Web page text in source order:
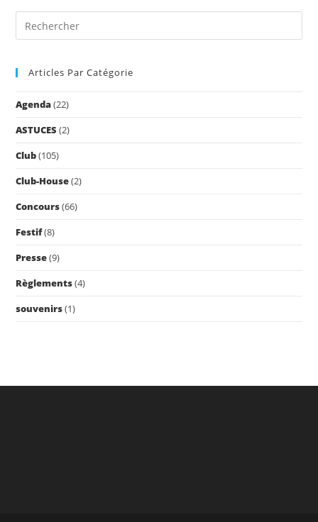
Articles Par Catégorie
Agenda(22)
ASTUCES (2)
Club(105)
Club-House(2)
Concours(66)
Festif(8)
Presse(9)
Règlements(4)
souvenirs(1)